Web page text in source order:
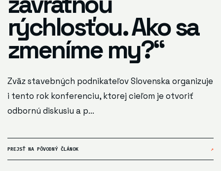
rýchlosťou. Ako sa
zmeníme my?“
Zväz stavebných podnikateľov Slovenska organizuje
i tento rok konferenciu, ktorej cieľom je otvoriť
odbornú diskusiu a p...
PREJSŤ NA PÔVODNÝ ČLÁNOK ↗